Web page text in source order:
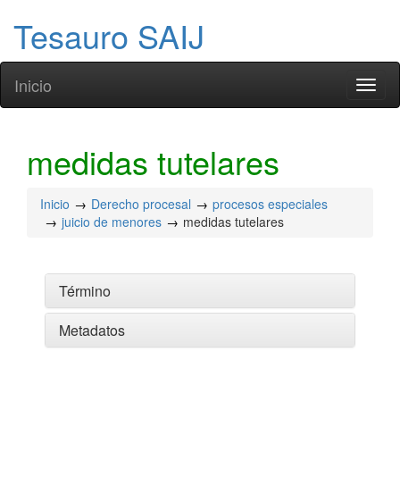
Tesauro SAIJ
Inicio
medidas tutelares
Inicio Derecho procesal
procesos especiales
juicio de menores
medidas tutelares
Término
Metadatos